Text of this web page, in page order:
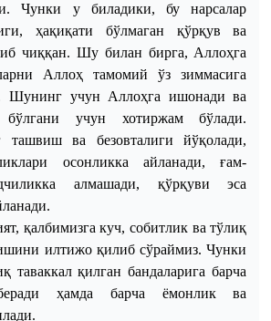
Чунки у биладики, бу нарсалар
ҳақиқати бўлмаган қўрқув ва
чиққан. Шу билан бирга, Аллоҳга
Аллоҳ тамомий ўз зиммасига
Шунинг учун Аллоҳга ишонади ва
учун хотиржам бўлади.
ташвиш ва безовталиги йўқолади,
осонликка айланади, ғам-
алмашади, қўрқуви эса
, қалбимизга куч, собитлик ва тўлиқ
илтижо қилиб сўраймиз. Чунки
таваккал қилган бандаларига барча
ҳамда барча ёмонлик ва